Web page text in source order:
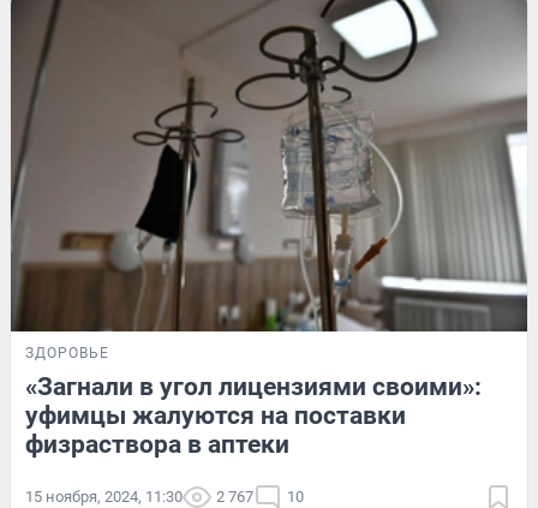
ЗДОРОВЬЕ
«Загнали в угол лицензиями своими»:
уфимцы жалуются на поставки
физраствора в аптеки
15 ноября, 2024, 11:30 2 767 10